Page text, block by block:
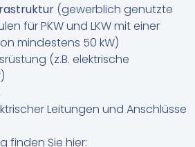
(gewerblich genutzte
für PKW und LKW mit einer
mindestens 50 kW)
(z.B. elektrische
Leitungen und Anschlüsse
finden Sie hier: